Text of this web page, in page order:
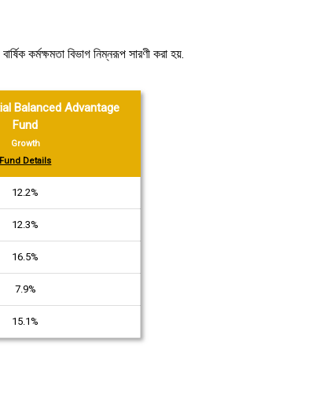
কর্মক্ষমতা বিভাগ নিম্নরূপ সারণী করা হয়.
Balanced Advantage
Fund
Growth
Fund Details
12.2%
12.3%
16.5%
7.9%
15.1%